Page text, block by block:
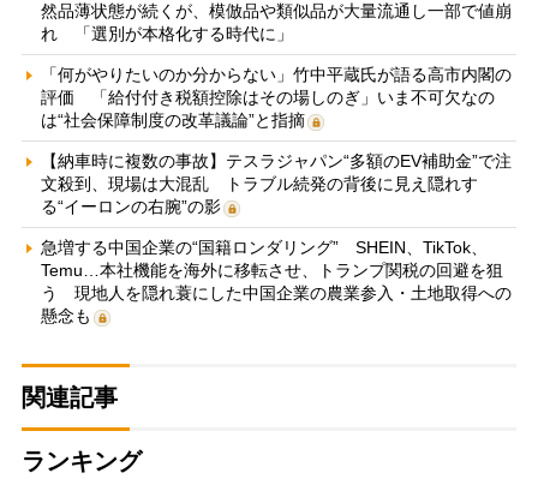
然品薄状態が続くが、模倣品や類似品が大量流通し一部で値崩
れ 「選別が本格化する時代に」
「何がやりたいのか分からない」竹中平蔵氏が語る高市内閣の
評価 「給付付き税額控除はその場しのぎ」いま不可欠なの
は“社会保障制度の改革議論”と指摘
【納車時に複数の事故】テスラジャパン“多額のEV補助金”で注
文殺到、現場は大混乱 トラブル続発の背後に見え隠れす
る“イーロンの右腕”の影
急増する中国企業の“国籍ロンダリング” SHEIN、TikTok、
Temu…本社機能を海外に移転させ、トランプ関税の回避を狙
う 現地人を隠れ蓑にした中国企業の農業参入・土地取得への
懸念も
関連記事
ランキング